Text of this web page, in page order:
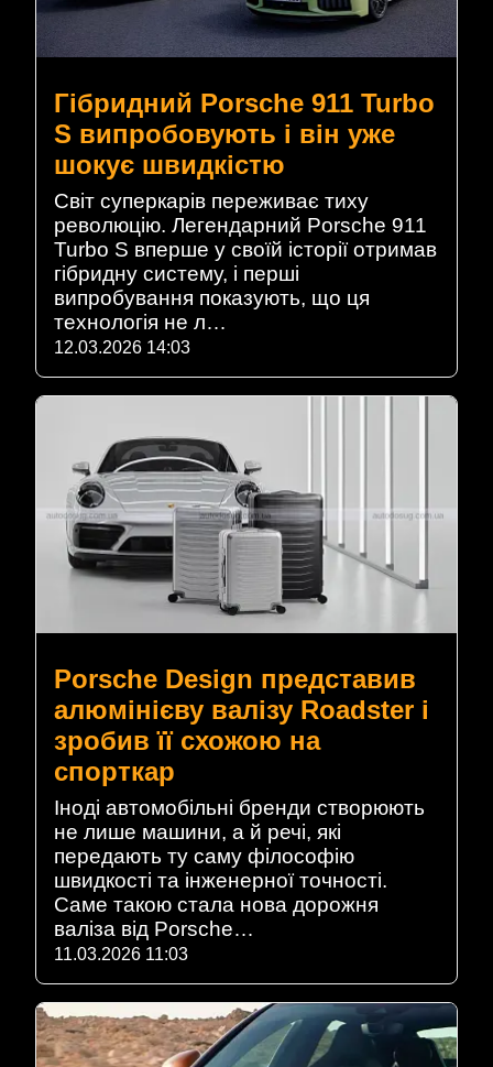
Гібридний Porsche 911 Turbo
S випробовують і він уже
шокує швидкістю
Світ суперкарів переживає тиху
революцію. Легендарний Porsche 911
Turbo S вперше у своїй історії отримав
гібридну систему, і перші
випробування показують, що ця
технологія не л…
12.03.2026 14:03
Porsche Design представив
алюмінієву валізу Roadster і
зробив її схожою на
спорткар
Іноді автомобільні бренди створюють
не лише машини, а й речі, які
передають ту саму філософію
швидкості та інженерної точності.
Саме такою стала нова дорожня
валіза від Porsche…
11.03.2026 11:03